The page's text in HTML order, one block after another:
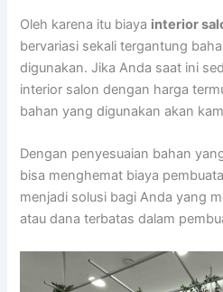
Oleh karena itu biaya interior
bervariasi sekali tergantung
digunakan. Jika Anda saat ini
interior salon dengan harga
bahan yang digunakan akan
Dengan penyesuaian bahan
bisa menghemat biaya
menjadi solusi bagi Anda yang
atau dana terbatas dalam